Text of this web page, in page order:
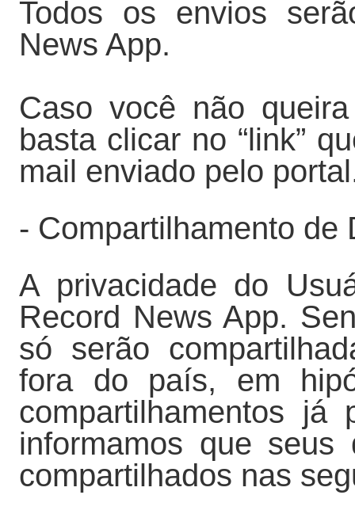
Todos os envios
News App.
Caso você não
basta clicar no “link”
mail enviado pelo
- Compartilhamento de
A privacidade do
Record News App.
só serão
fora do país, em
compartilhamentos já
informamos que seus
compartilhados nas